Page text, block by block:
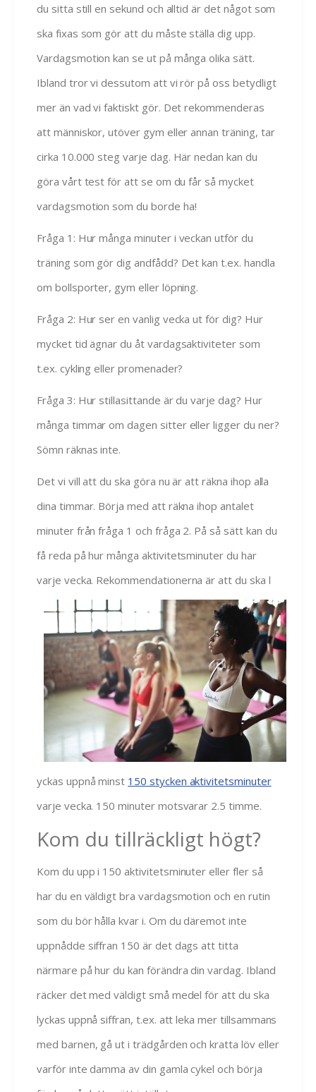
du sitta still en sekund och alltid är det något som
ska fixas som gör att du måste ställa dig upp.
Vardagsmotion kan se ut på många olika sätt.
Ibland tror vi dessutom att vi rör på oss betydligt
mer än vad vi faktiskt gör. Det rekommenderas
att människor, utöver gym eller annan träning, tar
cirka 10.000 steg varje dag. Här nedan kan du
göra vårt test för att se om du får så mycket
vardagsmotion som du borde ha!
Fråga 1: Hur många minuter i veckan utför du
träning som gör dig andfådd? Det kan t.ex. handla
om bollsporter, gym eller löpning.
Fråga 2: Hur ser en vanlig vecka ut för dig? Hur
mycket tid ägnar du åt vardagsaktiviteter som
t.ex. cykling eller promenader?
Fråga 3: Hur stillasittande är du varje dag? Hur
många timmar om dagen sitter eller ligger du ner?
Sömn räknas inte.
Det vi vill att du ska göra nu är att räkna ihop alla
dina timmar. Börja med att räkna ihop antalet
minuter från fråga 1 och fråga 2. På så sätt kan du
få reda på hur många aktivitetsminuter du har
varje vecka. Rekommendationerna är att du ska l
yckas uppnå minst 150 stycken aktivitetsminuter
varje vecka. 150 minuter motsvarar 2.5 timme.
Kom du tillräckligt högt?
Kom du upp i 150 aktivitetsminuter eller fler så
har du en väldigt bra vardagsmotion och en rutin
som du bör hålla kvar i. Om du däremot inte
uppnådde siffran 150 är det dags att titta
närmare på hur du kan förändra din vardag. Ibland
räcker det med väldigt små medel för att du ska
lyckas uppnå siffran, t.ex. att leka mer tillsammans
med barnen, gå ut i trädgården och kratta löv eller
varför inte damma av din gamla cykel och börja